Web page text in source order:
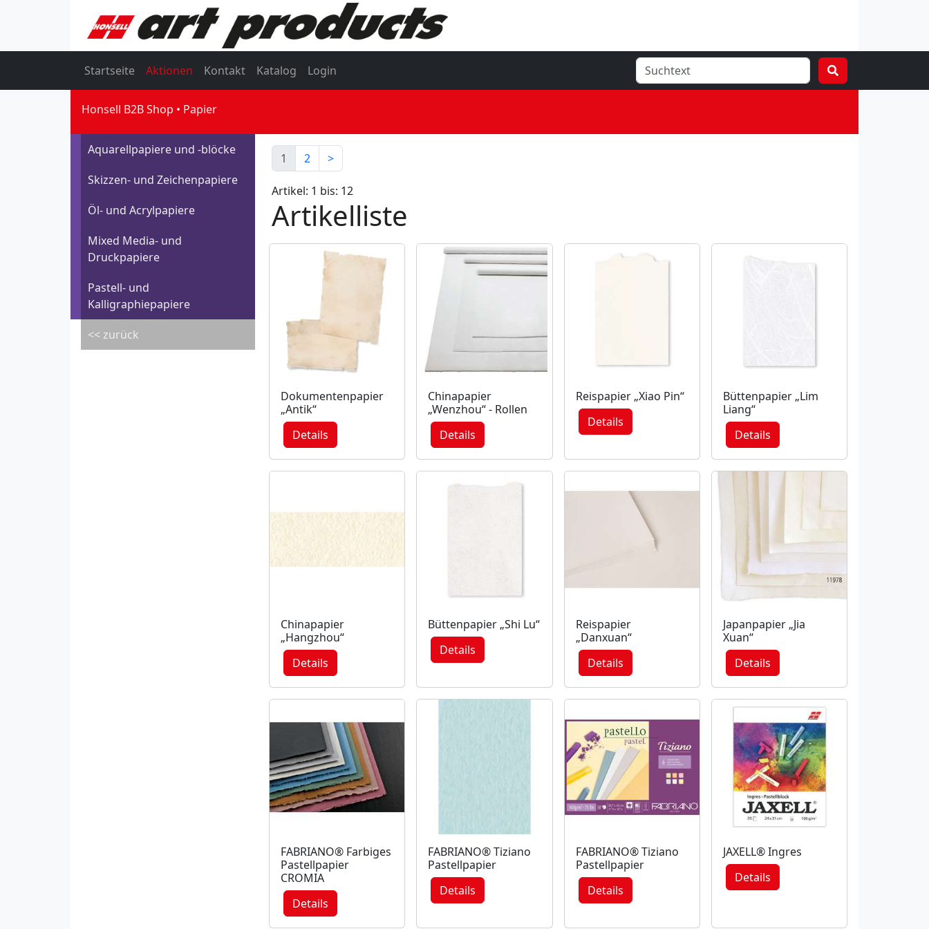
Startseite Aktionen Kontakt Katalog Login
Honsell B2B Shop Papier
Aquarellpapiere und -blöcke
Skizzen- und Zeichenpapiere
Öl- und Acrylpapiere
Mixed Media- und
Druckpapiere
Pastell- und
Kalligraphiepapiere
<< zurück
1 2 >
Artikel: 1 bis: 12
Artikelliste
Dokumentenpapier
„Antik“
Details
Chinapapier
„Wenzhou“ - Rollen
Details
Reispapier „Xiao Pin“
Details
Büttenpapier „Lim
Liang“
Details
Chinapapier
„Hangzhou“
Details
Büttenpapier „Shi Lu“
Details
Reispapier
„Danxuan“
Details
Japanpapier „Jia
Xuan“
Details
FABRIANO® Farbiges
Pastellpapier
CROMIA
Details
FABRIANO® Tiziano
Pastellpapier
Details
FABRIANO® Tiziano
Pastellpapier
Details
JAXELL® Ingres
Details